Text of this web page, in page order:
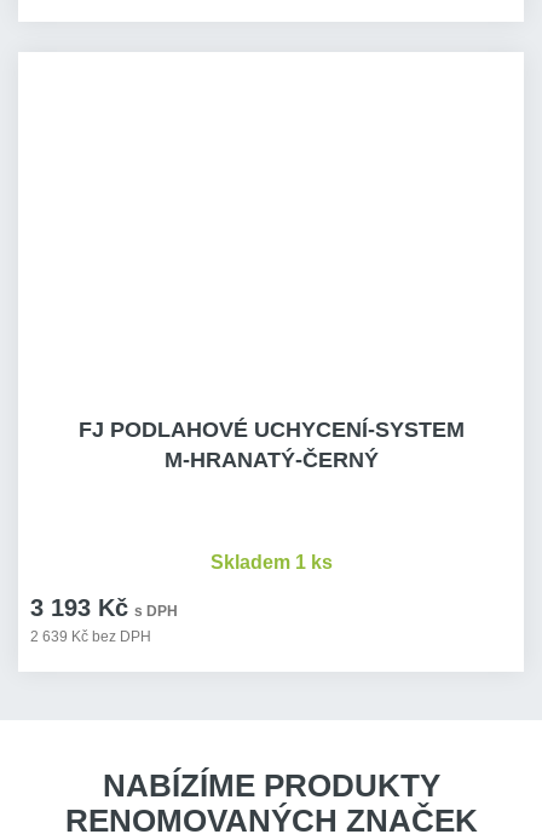
FJ PODLAHOVÉ UCHYCENÍ-SYSTEM
M-HRANATÝ-ČERNÝ
3 193 Kč s DPH
2 639 Kč bez DPH
Skladem 1 ks
NABÍZÍME PRODUKTY
RENOMOVANÝCH ZNAČEK